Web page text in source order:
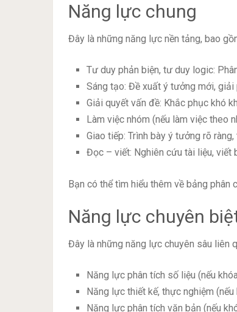
Năng lực chung
Đây là những năng lực nền tảng, bao
Tư duy phản biện, tư duy logic:
Sáng tạo: Đề xuất ý tưởng mới,
Giải quyết vấn đề: Khắc phục khó
Làm việc nhóm (nếu làm việc theo
Giao tiếp: Trình bày ý tưởng rõ ràng,
Đọc – viết: Nghiên cứu tài liệu, viết
Bạn có thể tìm hiểu thêm về bảng
Năng lực chuyên
Đây là những năng lực chuyên sâu liên
Năng lực phân tích số liệu (nếu
Năng lực thiết kế, thực nghiệm
Năng lực phân tích văn bản (nếu